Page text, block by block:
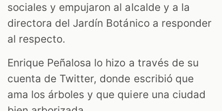
sociales y empujaron al alcalde y a la
directora del Jardín Botánico a responder
al respecto.
Enrique Peñalosa lo hizo a través de su
cuenta de Twitter, donde escribió que
ama los árboles y que quiere una ciudad